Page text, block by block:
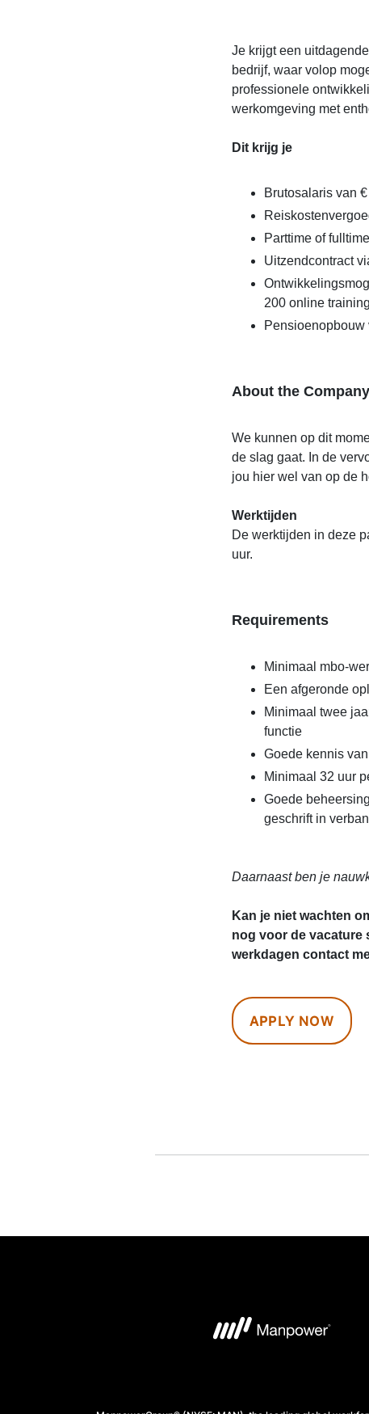
Je krijgt een
bedrijf, waar volop
professionele
werkomgeving met
Dit krijg je
Brutosalaris van
Parttime of
Uitzendcontract
200 online
Pensioenopbouw
About the Company
We kunnen op dit
de slag gaat. In de
jou hier wel van op de
Werktijden
De werktijden in deze
uur.
Requirements
Minimaal mbo-
Een afgeronde
Minimaal twee
functie
Goede kennis
Minimaal 32 uur
Goede
geschrift in
Daarnaast ben je
Kan je niet wachten
nog voor de vacature
werkdagen contact
APPLY NOW